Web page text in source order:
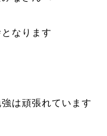
なります
は頑張れています